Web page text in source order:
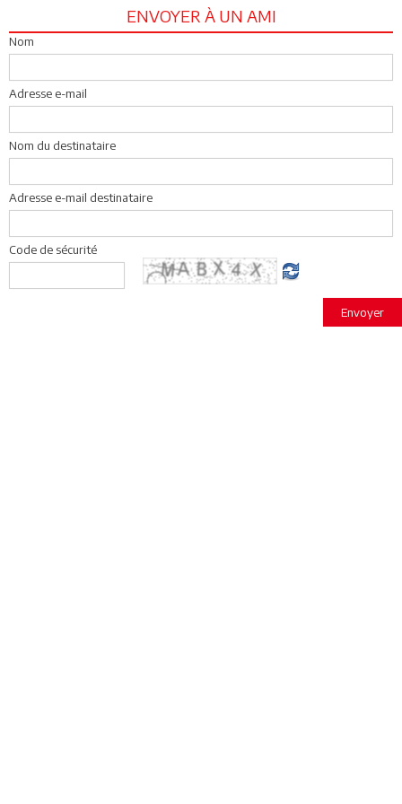
ENVOYER À UN AMI
Nom
Adresse e-mail
Nom du destinataire
Adresse e-mail destinataire
Code de sécurité
Envoyer